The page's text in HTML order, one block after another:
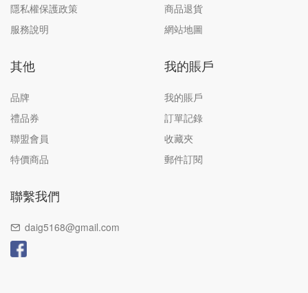
隱私權保護政策
服務說明
商品退貨
網站地圖
其他
品牌
禮品券
聯盟會員
特價商品
我的賬戶
我的賬戶
訂單記錄
收藏夾
郵件訂閱
聯繫我們
daig5168@gmail.com